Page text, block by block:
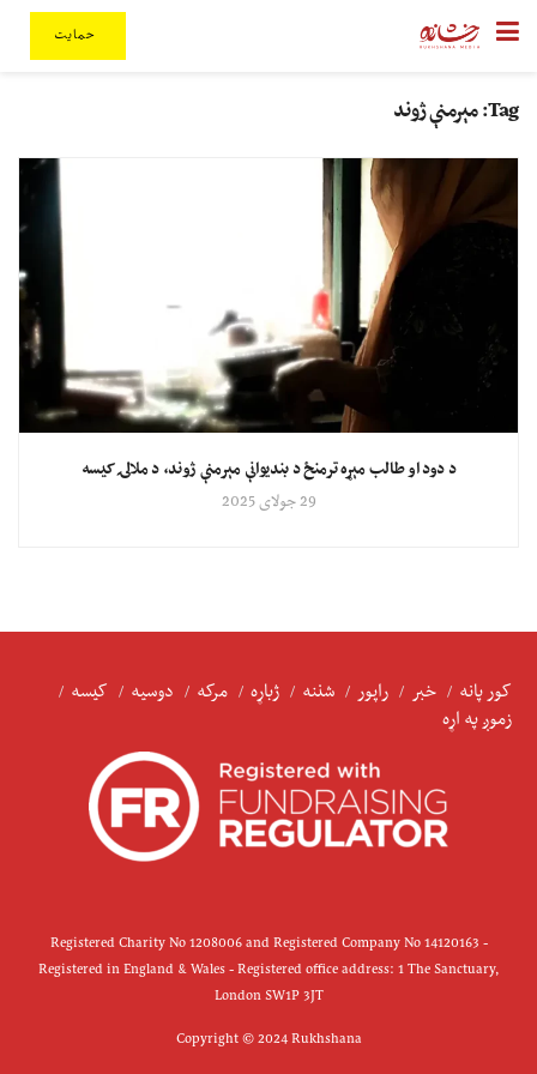
حمایت
Tag: مېرمنې ژوند
د دود او طالب مېړه ترمنځ د بندیوانې مېرمنې ژوند، د ملالۍ کیسه
29 جولای 2025
کور پانه خبر راپور شننه ژباړه مرکه دوسیه
کیسه
زموږ په اړه
Registered Charity No 1208006 and Registered Company No 14120163 -
Registered in England & Wales - Registered office address: 1 The Sanctuary,
London SW1P 3JT
Copyright © 2024 Rukhshana